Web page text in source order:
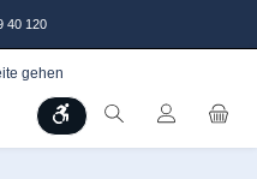
40 120
Werkzeugleiste anzeigen